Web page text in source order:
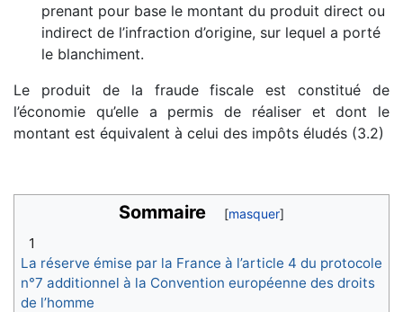
prenant pour base le montant du produit direct ou
indirect de l’infraction d’origine, sur lequel a porté
le blanchiment.
Le produit de la fraude fiscale est constitué de
l’économie qu’elle a permis de réaliser et dont le
montant est équivalent à celui des impôts éludés (3.2)
Sommaire
1
La réserve émise par la France à l’article 4 du protocole
n°7 additionnel à la Convention européenne des droits
de l’homme